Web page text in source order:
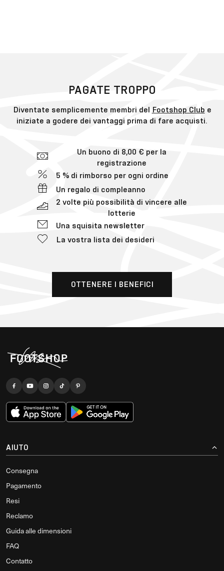
PAGATE TROPPO
Diventate semplicemente membri del Footshop Club e
iniziate a godere dei vantaggi prima di fare acquisti.
Un buono di 8,00 € per la
registrazione
5 % di rimborso per ogni ordine
Un regalo di compleanno
2 volte più possibilità di vincere alle
lotterie
Una squisita newsletter
La vostra lista dei desideri
OTTENERE I BENEFICI
AIUTO
Consegna
Pagamento
Resi
Reclamo
Guida alle dimensioni
FAQ
Contatto